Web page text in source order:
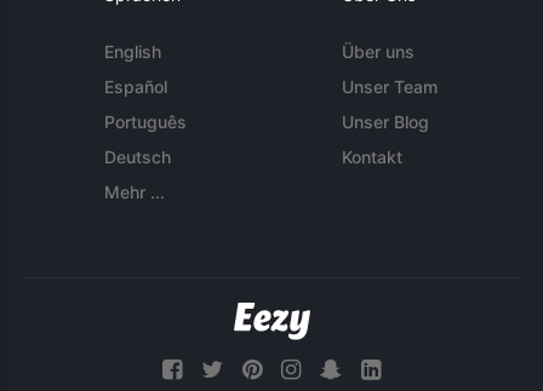
English
Español
Português
Deutsch
Mehr ...
Über uns
Unser Team
Unser Blog
Kontakt